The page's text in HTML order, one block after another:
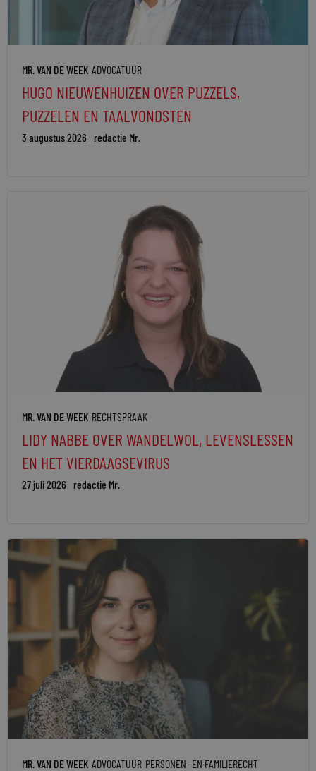
MR. VAN DE WEEK ADVOCATUUR
HUGO NIEUWENHUIZEN OVER PUZZELS,
PUZZELEN EN TAALVONDSTEN
3 augustus 2026 redactie Mr.
MR. VAN DE WEEK RECHTSPRAAK
LIDY NABBE OVER WANDELWOL, LEVENSLESSEN
EN HET VIERDAAGSEVIRUS
27 juli 2026 redactie Mr.
MR. VAN DE WEEK ADVOCATUUR PERSONEN- EN FAMILIERECHT